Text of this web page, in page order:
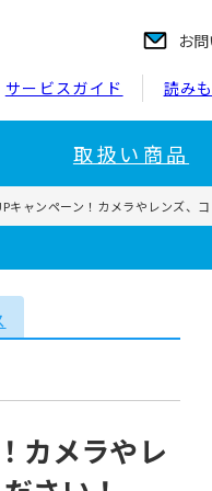
お
サービスガイド 読み
取扱い商品
キャンペーン！カメラやレンズ、
カメラやレ